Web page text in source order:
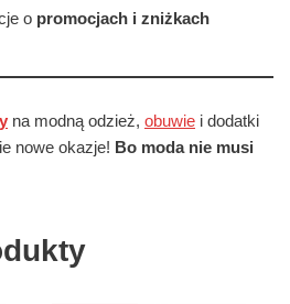
o promocjach i zniżkach
na modną odzież, obuwie i dodatki
nowe okazje! Bo moda nie musi